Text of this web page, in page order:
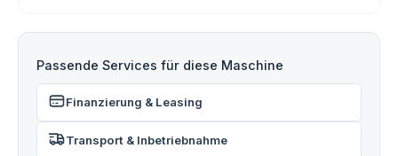
Passende Services für diese Maschine
Finanzierung & Leasing
Transport & Inbetriebnahme